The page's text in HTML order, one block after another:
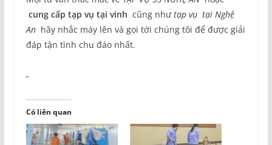
cung cấp tạp vụ tại vinh cũng nhưtạp vụ tại Nghệ
An hãy nhắc máy lên và gọi tới chúng tôi để được giải
đáp tận tình chu đáo nhất.
Có liên quan